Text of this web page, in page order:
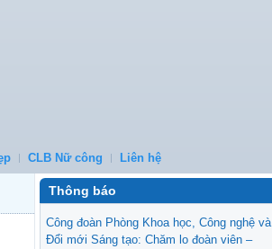
CLB Nữ công Liên hệ
Thông báo
Công đoàn Phòng Khoa học, Công nghệ và
Đổi mới Sáng tạo: Chăm lo đoàn viên –